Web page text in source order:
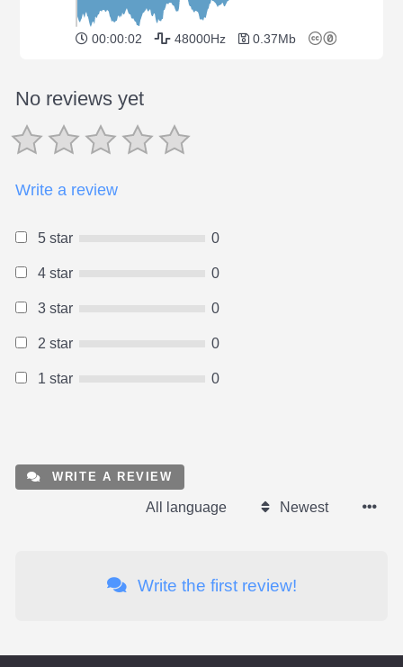
00:00:02 48000Hz 0.37Mb
No reviews yet
Write a review
5 star 0
4 star 0
3 star 0
2 star 0
1 star 0
WRITE A REVIEW
All language Newest
Write the first review!